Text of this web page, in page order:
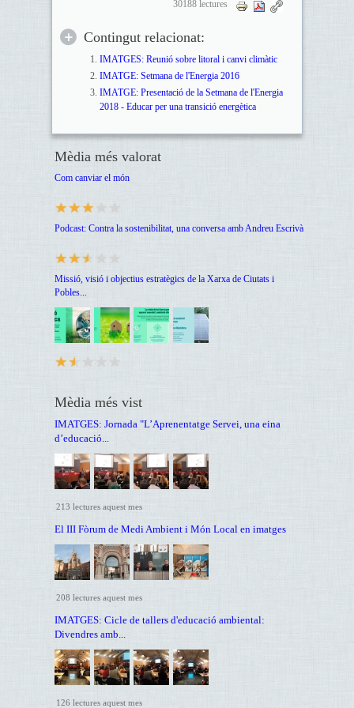
30188 lectures
Contingut relacionat:
IMATGES: Reunió sobre litoral i canvi climàtic
IMATGE: Setmana de l'Energia 2016
IMATGE: Presentació de la Setmana de l'Energia
2018 - Educar per una transició energètica
Mèdia més valorat
Com canviar el món
Podcast: Contra la sostenibilitat, una conversa amb Andreu Escrivà
Missió, visió i objectius estratègics de la Xarxa de Ciutats i
Pobles...
Mèdia més vist
IMATGES: Jornada "L’Aprenentatge Servei, una eina
d’educació...
213 lectures aquest mes
El III Fòrum de Medi Ambient i Món Local en imatges
208 lectures aquest mes
IMATGES: Cicle de tallers d'educació ambiental:
Divendres amb...
126 lectures aquest mes